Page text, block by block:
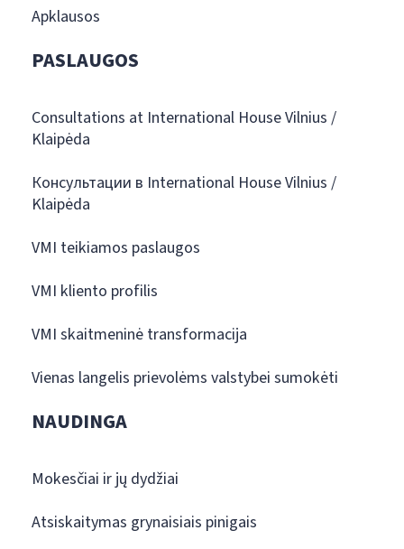
Apklausos
PASLAUGOS
Consultations at International House Vilnius /
Klaipėda
Консультации в International House Vilnius /
Klaipėda
VMI teikiamos paslaugos
VMI kliento profilis
VMI skaitmeninė transformacija
Vienas langelis prievolėms valstybei sumokėti
NAUDINGA
Mokesčiai ir jų dydžiai
Atsiskaitymas grynaisiais pinigais